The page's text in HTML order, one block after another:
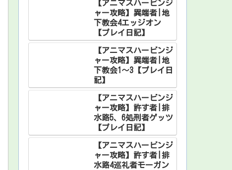
【アニマスハービンジ
ャー攻略】異端者|地
下教会4エッジオン
【プレイ日記】
【アニマスハービンジ
ャー攻略】異端者|地
下教会1～3【プレイ日
記】
【アニマスハービンジ
ャー攻略】許す者|排
水路5、6処刑者ゲッツ
【プレイ日記】
【アニマスハービンジ
ャー攻略】許す者|排
水路4巡礼者モーガン